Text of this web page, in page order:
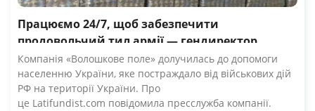
Працюємо 24/7, щоб забезпечити
продовольчий тил армії — гендиректор
компанії Волошкове поле
Компанія «Волошкове поле» долучилась до допомоги
населенню України, яке постраждало від військових дій
РФ на території України. Про
це Latifundist.com повідомила пресслужба компанії.